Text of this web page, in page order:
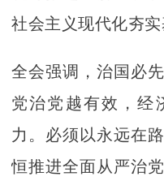
社会主义现代化夯实
全会强调，治国必
党治党越有效，经
力。必须以永远在
恒推进全面从严治